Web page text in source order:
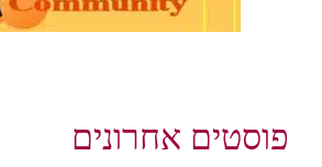
פוסטים אחרונים